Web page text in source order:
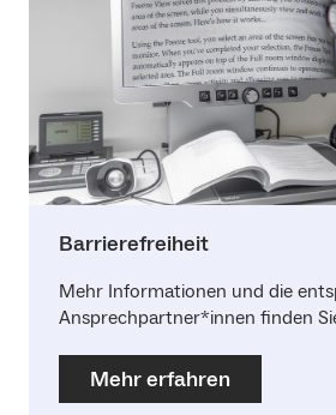
Barrierefreiheit
Mehr Informationen und die
Ansprechpartner*innen finden
Mehr erfahren